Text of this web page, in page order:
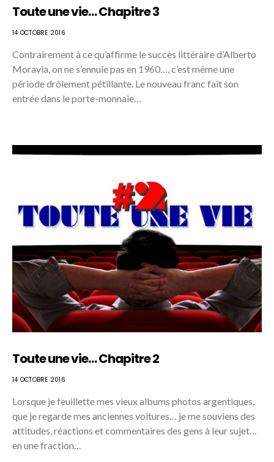
Toute une vie… Chapitre 3
14 OCTOBRE 2016
Contrairement à ce qu’affirme le succès littéraire d’Alberto
Moravia, on ne s’ennuie pas en 1960…, c’est même une
période drôlement pétillante. Le nouveau franc fait son
entrée dans le porte-monnaie…
Toute une vie… Chapitre 2
14 OCTOBRE 2016
Lorsque je feuillette mes vieux albums photos argentiques,
que je regarde mes anciennes voitures… je me souviens des
attitudes, réactions et commentaires des gens à leur sujet…
en une fraction…